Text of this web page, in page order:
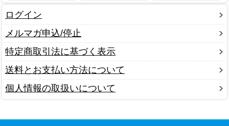
ログイン
メルマガ申込/停止
特定商取引法に基づく表示
送料とお支払い方法について
個人情報の取扱いについて